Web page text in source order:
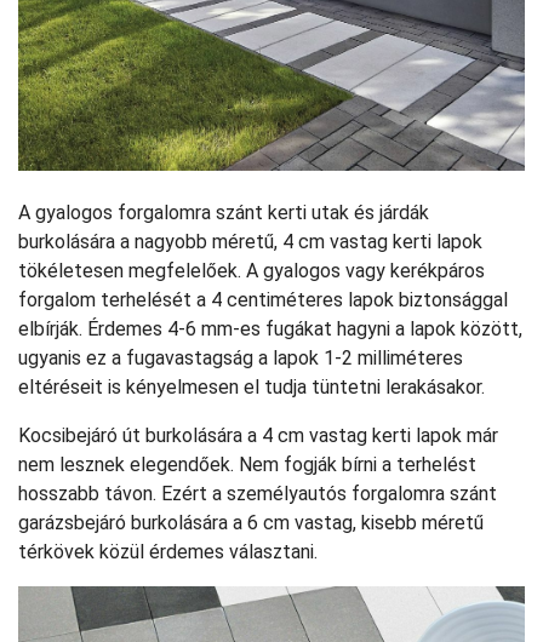
A gyalogos forgalomra szánt kerti utak és járdák
burkolására a nagyobb méretű, 4 cm vastag kerti lapok
tökéletesen megfelelőek. A gyalogos vagy kerékpáros
forgalom terhelését a 4 centiméteres lapok biztonsággal
elbírják. Érdemes 4-6 mm-es fugákat hagyni a lapok között,
ugyanis ez a fugavastagság a lapok 1-2 milliméteres
eltéréseit is kényelmesen el tudja tüntetni lerakásakor.
Kocsibejáró út burkolására a 4 cm vastag kerti lapok már
nem lesznek elegendőek. Nem fogják bírni a terhelést
hosszabb távon. Ezért a személyautós forgalomra szánt
garázsbejáró burkolására a 6 cm vastag, kisebb méretű
térkövek közül érdemes választani.